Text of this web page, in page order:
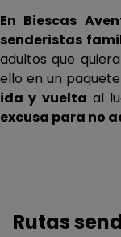
En Biescas
senderistas
adultos que
ello en un
ida y vuelta al
excusa para no
Rutas